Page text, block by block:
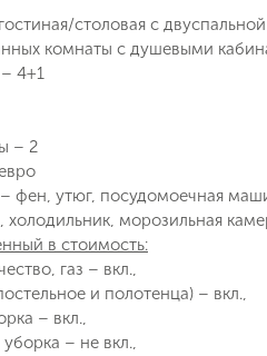
Наш менеджер
Подпишитесь и
о снижении цены
выбранным
Email
Вопрос к
на обработку персональных
обработки персональных данных
столовая с
комнаты с душевыми
4+1
– 2
– фен, утюг, посудомоечная
холодильник, морозильная
в стоимость:
газ – вкл.,
и полотенца) – вкл.,
– вкл.,
– не вкл.,